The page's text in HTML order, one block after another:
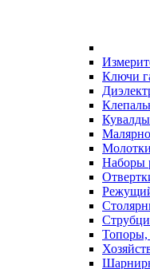
Ключи
Кувалды
Наборы
Топоры,